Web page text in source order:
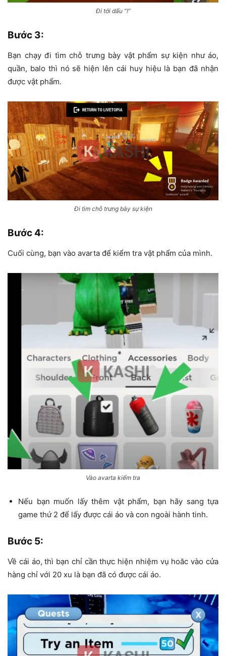
Đi tới dấu “!”
Bước 3:
Bạn chạy đi tìm chỗ trưng bày vật phẩm sự kiện như áo,
quần, balo thì nó sẽ hiện lên cái huy hiệu là bạn đã nhận
được vật phẩm.
Đi tìm chỗ trưng bày sự kiện
Bước 4:
Cuối cùng, bạn vào avarta để kiểm tra vật phẩm của mình.
Vào avarta kiểm tra
Nếu bạn muốn lấy thêm vật phẩm, bạn hãy sang tựa
game thứ 2 để lấy được cái áo và con ngoài hành tinh.
Bước 5:
Về cái áo, thì bạn chỉ cần thực hiện nhiệm vụ hoăc vào cửa
hàng chỉ với 20 xu là bạn đã có được cái áo.